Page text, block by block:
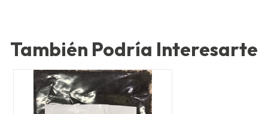
También Podría Interesarte